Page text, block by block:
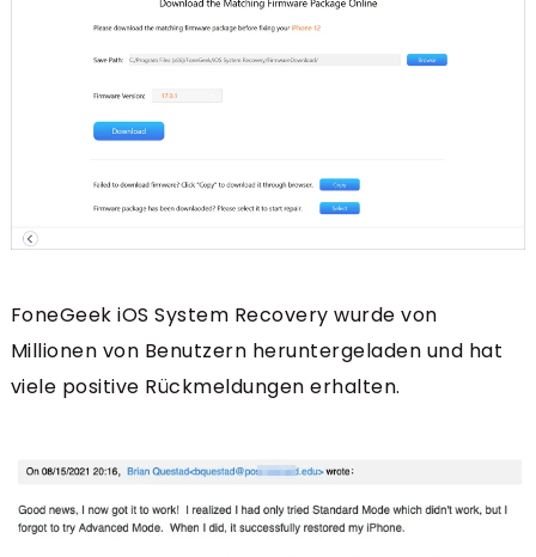
FoneGeek iOS System Recovery wurde von
Millionen von Benutzern heruntergeladen und hat
viele positive Rückmeldungen erhalten.